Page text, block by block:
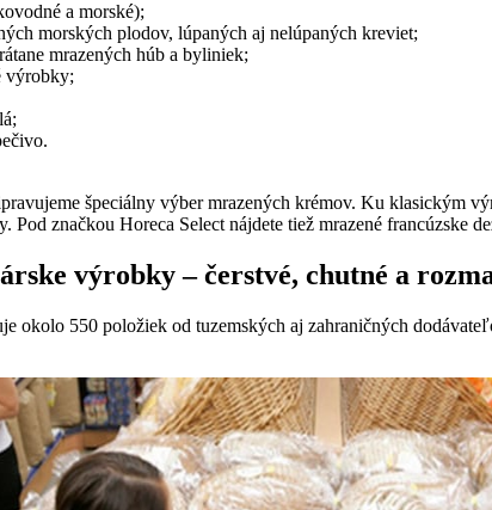
a morské);
morských plodov, lúpaných aj nelúpaných kreviet;
mrazených húb a byliniek;
výrobky;
špeciálny výber mrazených krémov. Ku klasickým
Pod značkou Horeca Select nájdete tiež mrazené francúzske
výrobky – čerstvé, chutné a
okolo 550 položiek od tuzemských aj zahraničných